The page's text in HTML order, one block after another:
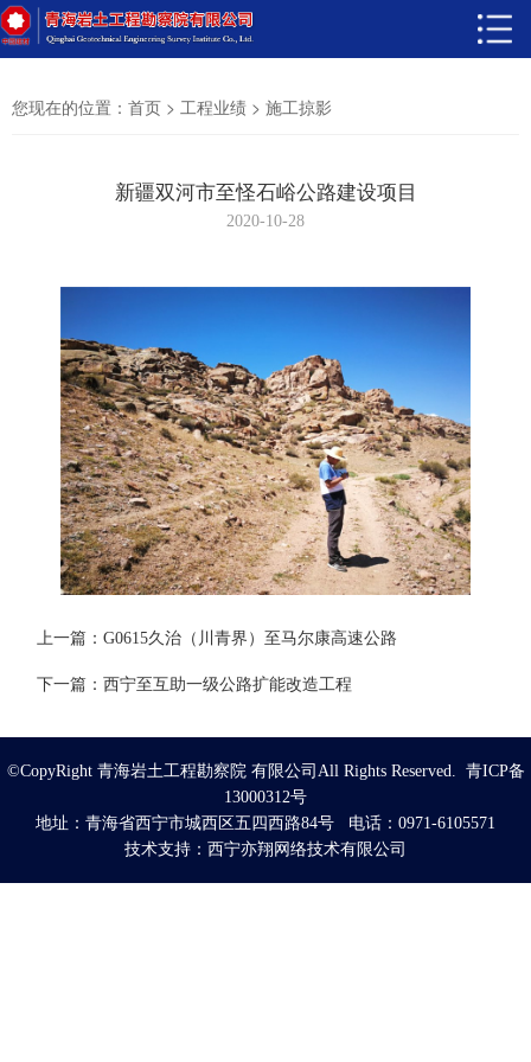
您现在的位置： 首页 > 工程业绩 > 施工掠影
新疆双河市至怪石峪公路建设项目
2020-10-28
上一篇：G0615久治（川青界）至马尔康高速公路
下一篇：西宁至互助一级公路扩能改造工程
©CopyRight 青海岩土工程勘察院 有限公司All Rights Reserved. 青ICP备
13000312号
地址：青海省西宁市城西区五四西路84号 电话：0971-6105571
技术支持： 西宁亦翔网络技术有限公司